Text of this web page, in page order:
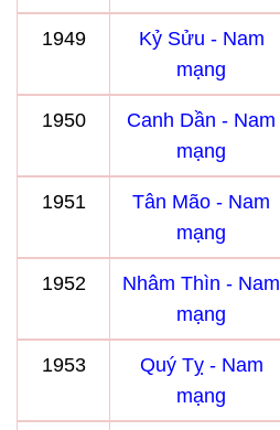
1949
Kỷ Sửu - Nam
mạng
1950
Canh Dần - Nam
mạng
1951
Tân Mão - Nam
mạng
1952
Nhâm Thìn - Nam
mạng
1953
Quý Tỵ - Nam
mạng